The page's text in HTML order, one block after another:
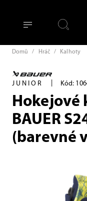
Domů / Hráč / Kalhoty
JUNIOR Kód:
Hokejové
BAUER
(barevné